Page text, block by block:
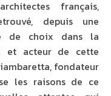
depuis une
de choix dans la
et acteur de cette
fondateur
les raisons de ce